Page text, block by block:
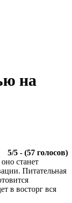
на
5/5 - (57 голосов)
станет
Питательная
в восторг вся